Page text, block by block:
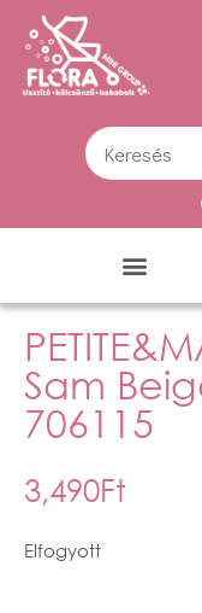
Sam
706115
3,490Ft
Elfogyott